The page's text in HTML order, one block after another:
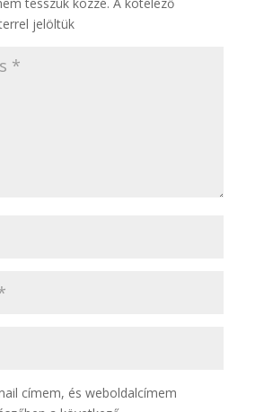
tesszük közzé. A kötelező
jelöltük
címem, és weboldalcímem